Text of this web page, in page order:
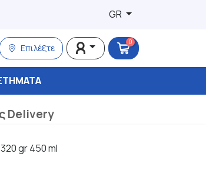
GR
Επιλέξτε
0
Delivery
gr 450 ml